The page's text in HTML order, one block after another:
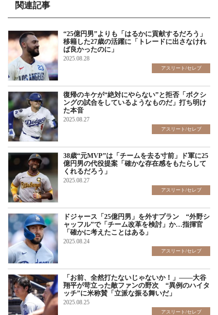
関連記事
“25億円男”よりも「はるかに貢献するだろう」
移籍した27歳の活躍に「トレードに出さなけれ
ば良かったのに」
2025.08.28
アスリート/セレブ
復帰のキケが“絶対にやらない”と拒否「ボクシ
ングの試合をしているようなものだ」打ち明け
た本音
2025.08.27
アスリート/セレブ
38歳“元MVP”は「チームを去る寸前」ド軍に25
億円男の代役提案「確かな存在感をもたらして
くれるだろう」
2025.08.27
アスリート/セレブ
ドジャース「25億円男」を外すプラン “外野シ
ャッフル”で「チーム改革を検討」か…指揮官
「確かに考えたことはある」
2025.08.24
アスリート/セレブ
「お前、全然打たないじゃないか！」――大谷
翔平が苛立った敵ファンの野次 “異例のハイタ
ッチ”に米称賛「立派な振る舞いだ」
2025.08.25
アスリート/セレブ